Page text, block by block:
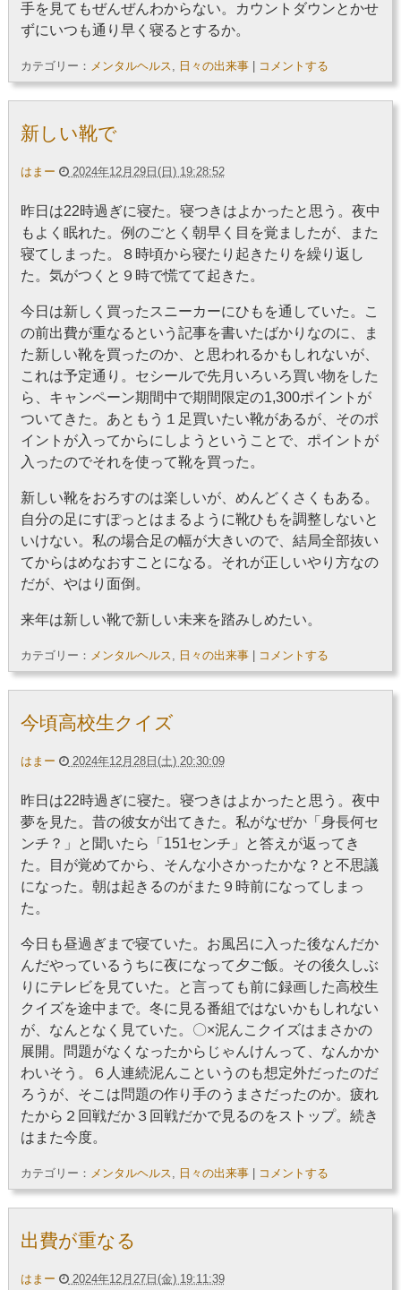
手を見てもぜんぜんわからない。カウントダウンとかせ
ずにいつも通り早く寝るとするか。
カテゴリー： メンタルヘルス, 日々の出来事 コメントする
新しい靴で
はまー 2024年12月29日(日) 19:28:52
昨日は22時過ぎに寝た。寝つきはよかったと思う。夜中
もよく眠れた。例のごとく朝早く目を覚ましたが、また
寝てしまった。８時頃から寝たり起きたりを繰り返し
た。気がつくと９時で慌てて起きた。
今日は新しく買ったスニーカーにひもを通していた。こ
の前出費が重なるという記事を書いたばかりなのに、ま
た新しい靴を買ったのか、と思われるかもしれないが、
これは予定通り。セシールで先月いろいろ買い物をした
ら、キャンペーン期間中で期間限定の1,300ポイントが
ついてきた。あともう１足買いたい靴があるが、そのポ
イントが入ってからにしようということで、ポイントが
入ったのでそれを使って靴を買った。
新しい靴をおろすのは楽しいが、めんどくさくもある。
自分の足にすぽっとはまるように靴ひもを調整しないと
いけない。私の場合足の幅が大きいので、結局全部抜い
てからはめなおすことになる。それが正しいやり方なの
だが、やはり面倒。
来年は新しい靴で新しい未来を踏みしめたい。
カテゴリー： メンタルヘルス, 日々の出来事 コメントする
今頃高校生クイズ
はまー 2024年12月28日(土) 20:30:09
昨日は22時過ぎに寝た。寝つきはよかったと思う。夜中
夢を見た。昔の彼女が出てきた。私がなぜか「身長何セ
ンチ？」と聞いたら「151センチ」と答えが返ってき
た。目が覚めてから、そんな小さかったかな？と不思議
になった。朝は起きるのがまた９時前になってしまっ
た。
今日も昼過ぎまで寝ていた。お風呂に入った後なんだか
んだやっているうちに夜になって夕ご飯。その後久しぶ
りにテレビを見ていた。と言っても前に録画した高校生
クイズを途中まで。冬に見る番組ではないかもしれない
が、なんとなく見ていた。〇×泥んこクイズはまさかの
展開。問題がなくなったからじゃんけんって、なんかか
わいそう。６人連続泥んこというのも想定外だったのだ
ろうが、そこは問題の作り手のうまさだったのか。疲れ
たから２回戦だか３回戦だかで見るのをストップ。続き
はまた今度。
カテゴリー： メンタルヘルス, 日々の出来事 コメントする
出費が重なる
はまー 2024年12月27日(金) 19:11:39